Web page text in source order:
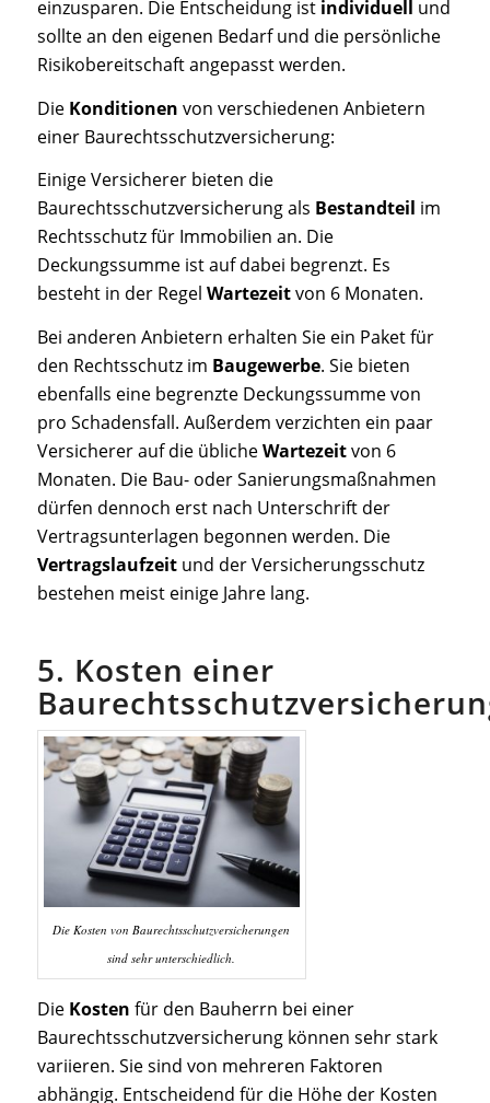
einzusparen. Die Entscheidung ist individuell
und
sollte an den eigenen Bedarf und die persönliche
Risikobereitschaft angepasst werden.
Die Konditionen von verschiedenen Anbietern
einer Baurechtsschutzversicherung:
Einige Versicherer bieten die
Baurechtsschutzversicherung als Bestandteil im
Rechtsschutz für Immobilien an. Die
Deckungssumme ist auf dabei begrenzt. Es
besteht in der Regel Wartezeitvon 6 Monaten.
Bei anderen Anbietern erhalten Sie ein Paket für
den Rechtsschutz im Baugewerbe. Sie bieten
ebenfalls eine begrenzte Deckungssumme von
pro Schadensfall. Außerdem verzichten ein paar
Versicherer auf die üblicheWartezeitvon 6
Monaten. Die Bau- oder Sanierungsmaßnahmen
dürfen dennoch erst nach Unterschrift der
Vertragsunterlagen begonnen werden. Die
Vertragslaufzeitund der Versicherungsschutz
bestehen meist einige Jahre lang.
5. Kosten einer
Die Kosten von Baurechtsschutzversicherungen
sind sehr unterschiedlich.
Die Kosten für den Bauherrn bei einer
Baurechtsschutzversicherung können sehr stark
variieren. Sie sind von mehreren Faktoren
abhängig. Entscheidend für die Höhe der Kosten